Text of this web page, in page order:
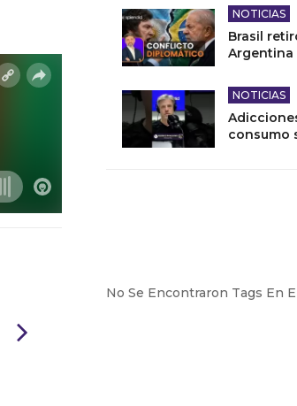
NOTICIAS
Brasil
Argentina
NOTICIAS
consumo
No Se Encontraron Tags En